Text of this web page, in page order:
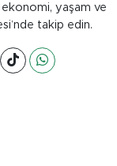
ekonomi, yaşam ve
takip edin.